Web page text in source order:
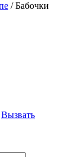
/ Бабочки
Вызвать